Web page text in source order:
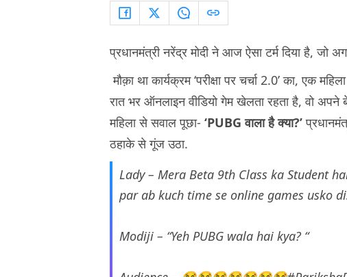
प्रधानमंत्री नरेंद्र मोदी ने आज ऐसा टर्म दिया है, जो
मौक़ा था कार्यक्रम ‘परीक्षा पर चर्चा 2.0’ का, एक
रात भर ऑनलाइन वीडियो गेम खेलता रहता है, वो
महिला से सवाल पूछा- ‘PUBG वाला है क्या?’
ठहाके से गूंज उठा.
Lady – Mera Beta 9th Class ka Student
par ab kuch time se online games usko
Modiji – “Yeh PUBG wala hai kya? “